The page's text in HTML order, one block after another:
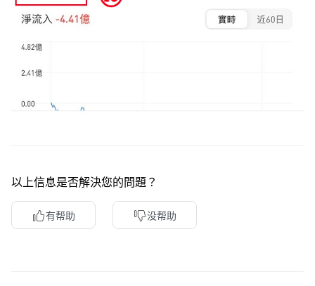
以上信息是否解決您的問題？
有帮助 没帮助